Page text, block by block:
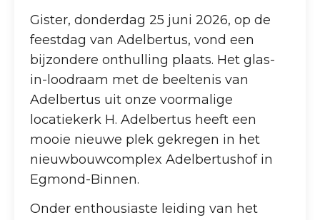
Gister, donderdag 25 juni 2026, op de
feestdag van Adelbertus, vond een
bijzondere onthulling plaats. Het glas-
in-loodraam met de beeltenis van
Adelbertus uit onze voormalige
locatiekerk H. Adelbertus heeft een
mooie nieuwe plek gekregen in het
nieuwbouwcomplex Adelbertushof in
Egmond-Binnen.
Onder enthousiaste leiding van het